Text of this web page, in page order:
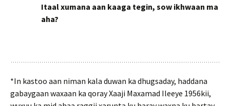
Itaal xumana aan kaaga tegin, sow ikhwaan ma
aha?
*In kastoo aan niman kala duwan ka dhugsaday, haddana
gabaygaan waxaan ka qoray Xaaji Maxamad Ileeye 1956kii,